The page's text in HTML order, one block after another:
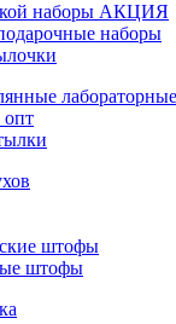
наборы АКЦИЯ
наборы
лабораторные
опт
штофы
штофы